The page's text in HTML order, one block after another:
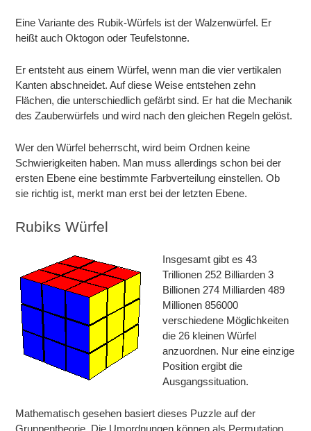
Eine Variante des Rubik-Würfels ist der Walzenwürfel. Er
heißt auch Oktogon oder Teufelstonne.
Er entsteht aus einem Würfel, wenn man die vier vertikalen
Kanten abschneidet. Auf diese Weise entstehen zehn
Flächen, die unterschiedlich gefärbt sind. Er hat die Mechanik
des Zauberwürfels und wird nach den gleichen Regeln gelöst.
Wer den Würfel beherrscht, wird beim Ordnen keine
Schwierigkeiten haben. Man muss allerdings schon bei der
ersten Ebene eine bestimmte Farbverteilung einstellen. Ob
sie richtig ist, merkt man erst bei der letzten Ebene.
Rubiks Würfel
Insgesamt gibt es 43
Trillionen 252 Billiarden 3
Billionen 274 Milliarden 489
Millionen 856000
verschiedene Möglichkeiten
die 26 kleinen Würfel
anzuordnen. Nur eine einzige
Position ergibt die
Ausgangssituation.
Mathematisch gesehen basiert dieses Puzzle auf der